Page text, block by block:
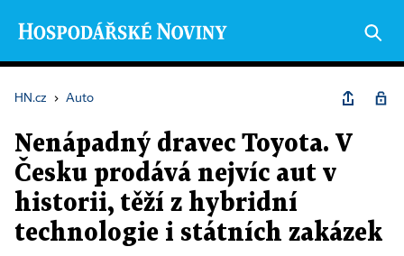
HN.cz › Auto
Nenápadný dravec Toyota. V
Česku prodává nejvíc aut v
historii, těží z hybridní
technologie i státních zakázek